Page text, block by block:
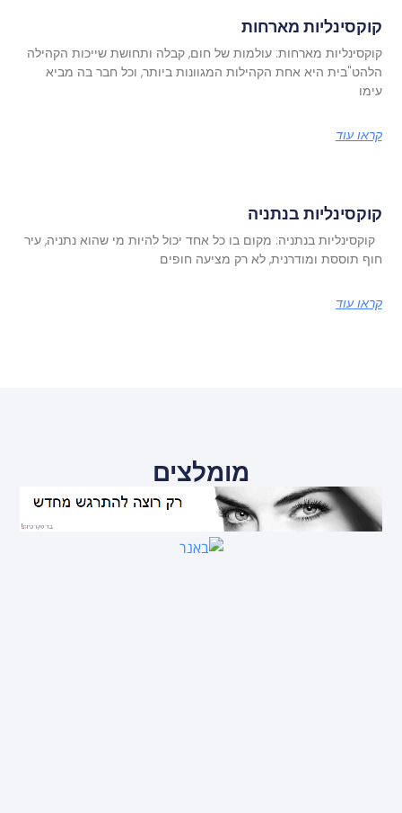
קוקסינליות מארחות
קוקסינליות מארחות: עולמות של חום, קבלה ותחושת שייכות הקהילה
הלהט"בית היא אחת הקהילות המגוונות ביותר, וכל חבר בה מביא
עימו
קראו עוד
קוקסינליות בנתניה
קוקסינליות בנתניה: מקום בו כל אחד יכול להיות מי שהוא נתניה, עיר
חוף תוססת ומודרנית, לא רק מציעה חופים
קראו עוד
מומלצים